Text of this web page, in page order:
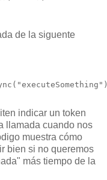
de la siguente
indicar un token
llamada cuando nos
muestra cómo
bien si no queremos
más tiempo de la